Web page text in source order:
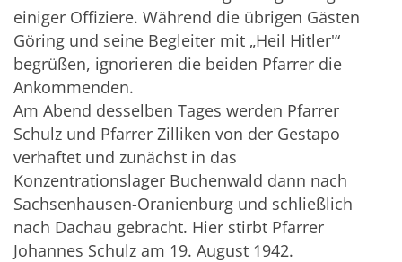
einiger Offiziere. Während die übrigen Gästen
Göring und seine Begleiter mit „Heil Hitler'“
begrüßen, ignorieren die beiden Pfarrer die
Ankommenden.
Am Abend desselben Tages werden Pfarrer
Schulz und Pfarrer Zilliken von der Gestapo
verhaftet und zunächst in das
Konzentrationslager Buchenwald dann nach
Sachsenhausen-Oranienburg und schließlich
nach Dachau gebracht. Hier stirbt Pfarrer
Johannes Schulz am 19. August 1942.